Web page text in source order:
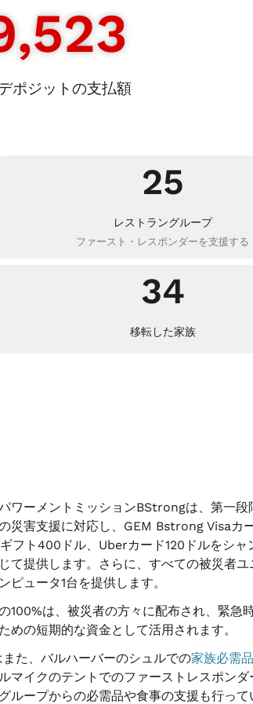
ポジットの支払額
レストラングループ
25
ファースト・レスポンダーを支援する
移転した家族
34
ワーメントミッションBStrongは、第一段
災害支援に対応し、GEM Bstrong Visaカ
フト400ドル、Uberカード120ドルをシャ
て提供します。さらに、すべての被災者ユ
ピュータ1台を提供します。
100%は、被災者の方々に配布され、緊急
めの短期的な資金として活用されます。
た、バルハーバーのシュルでの家族必需
マイクのテントでのファーストレスポンダ
ループからの必需品や食事の支援も行って